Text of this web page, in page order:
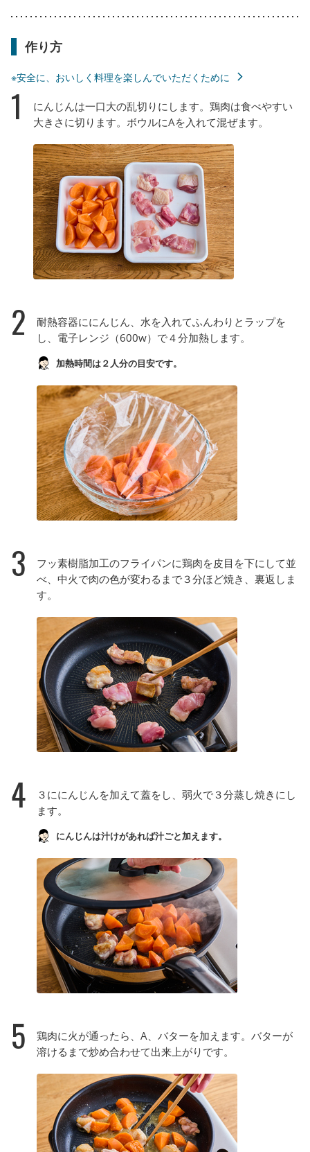
作り方
※安全に、おいしく料理を楽しんでいただくために
1
にんじんは一口大の乱切りにします。鶏肉は食べやすい
大きさに切ります。ボウルにAを入れて混ぜます。
2
耐熱容器ににんじん、水を入れてふんわりとラップを
し、電子レンジ（600w）で４分加熱します。
加熱時間は２人分の目安です。
3
フッ素樹脂加工のフライパンに鶏肉を皮目を下にして並
べ、中火で肉の色が変わるまで３分ほど焼き、裏返しま
す。
4
３ににんじんを加えて蓋をし、弱火で３分蒸し焼きにし
ます。
にんじんは汁けがあれば汁ごと加えます。
5
鶏肉に火が通ったら、A、バターを加えます。バターが
溶けるまで炒め合わせて出来上がりです。